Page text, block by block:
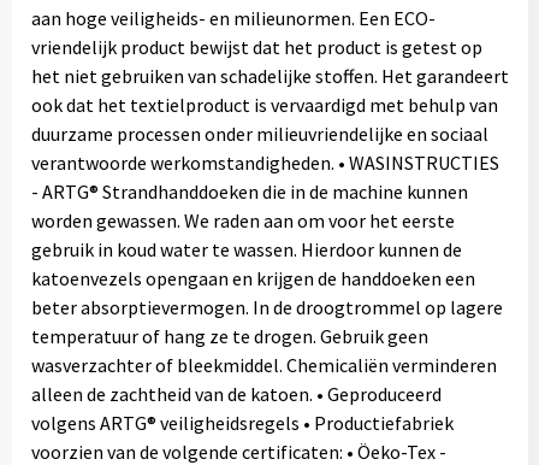
aan hoge veiligheids- en milieunormen. Een ECO-
vriendelijk product bewijst dat het product is getest op
het niet gebruiken van schadelijke stoffen. Het garandeert
ook dat het textielproduct is vervaardigd met behulp van
duurzame processen onder milieuvriendelijke en sociaal
verantwoorde werkomstandigheden. • WASINSTRUCTIES
- ARTG® Strandhanddoeken die in de machine kunnen
worden gewassen. We raden aan om voor het eerste
gebruik in koud water te wassen. Hierdoor kunnen de
katoenvezels opengaan en krijgen de handdoeken een
beter absorptievermogen. In de droogtrommel op lagere
temperatuur of hang ze te drogen. Gebruik geen
wasverzachter of bleekmiddel. Chemicaliën verminderen
alleen de zachtheid van de katoen. • Geproduceerd
volgens ARTG® veiligheidsregels • Productiefabriek
voorzien van de volgende certificaten: • Öeko-Tex -